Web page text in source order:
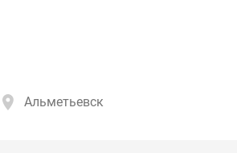
Альметьевск